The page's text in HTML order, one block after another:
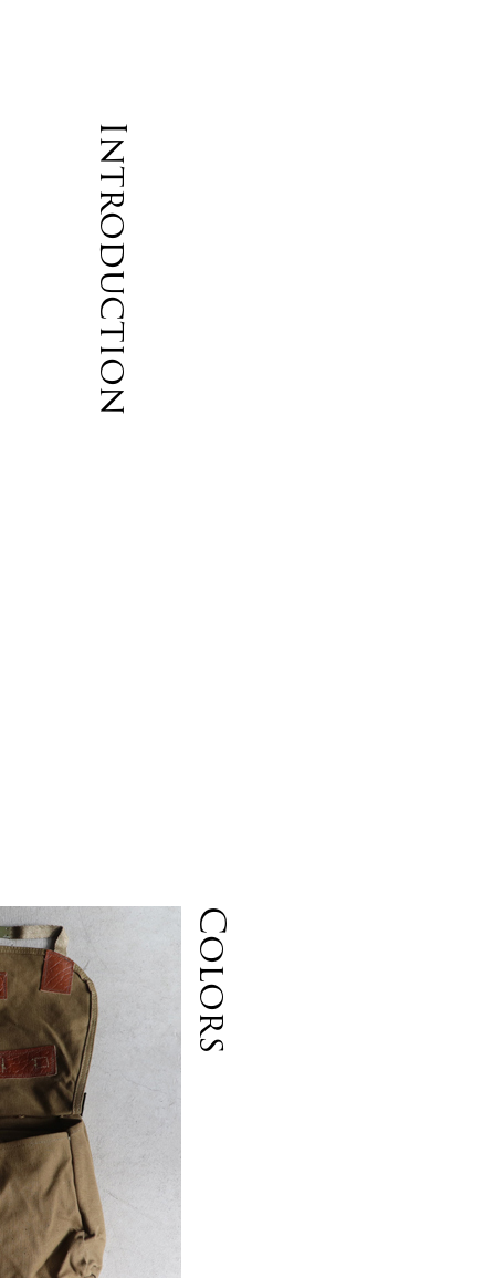
Introduction
Colors